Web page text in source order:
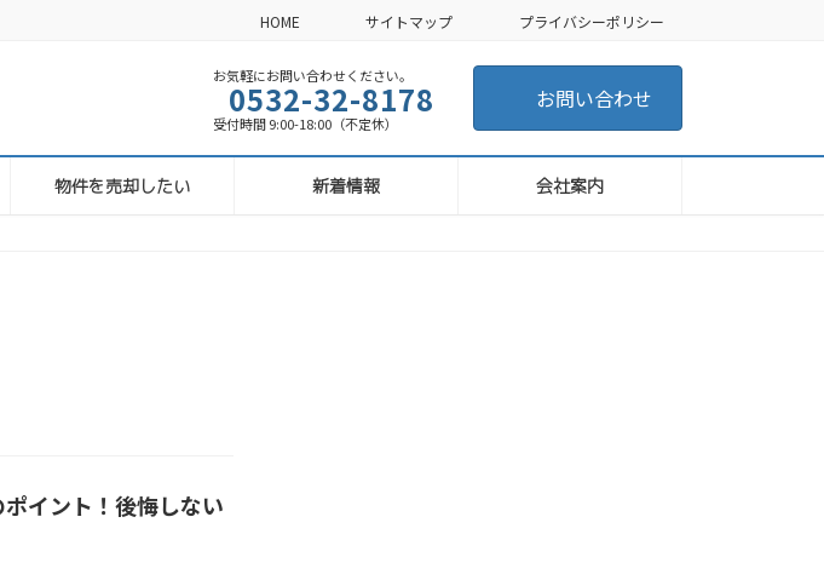
HOME サイトマップ プライバシーポリシー
お気軽にお問い合わせください。
0532-32-8178
受付時間 9:00-18:00（不定休）
お問い合わせ
物件を売却したい 新着情報 会社案内
イント！後悔しない